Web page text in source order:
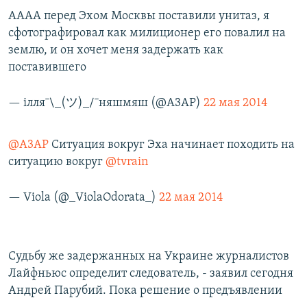
АААА перед Эхом Москвы поставили унитаз, я
сфотографировал как милиционер его повалил на
землю, и он хочет меня задержать как
поставившего
— iлля¯\_(ツ)_/¯няшмяш (@A3AP) 22 мая 2014
@A3AP Ситуация вокруг Эха начинает походить на
ситуацию вокруг @tvrain
— Viola (@_ViolaOdorata_) 22 мая 2014
Судьбу же задержанных на Украине журналистов
Лайфньюс определит следователь, - заявил сегодня
Андрей Парубий. Пока решение о предъявлении